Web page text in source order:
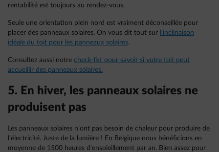
rentabilité est toujours au rendez-vous.
Seule une orientation plein nord est vraiment déconseillée pour
placer des panneaux solaires. On vous dit tout sur l’inclinaison
idéale du toit pour les panneaux solaires.
Consultez aussi notre check-list pour savoir si votre toit peut
accueillir des panneaux solaires.
5. En hiver, les panneaux solaires ne
produisent pas
Les panneaux solaires n’ont pas besoin de chaleur pour produire de
l’électricité. Juste de la lumière ! En Belgique nous bénéficions en
moyenne de 1500 heures d’ensoleillement par an. Bien assez pour